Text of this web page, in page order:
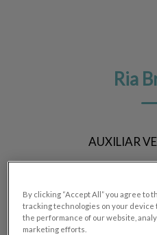
Ria
AUXILIAR
By clicking “Accept All” you agree to
tracking technologies on your device
the performance of our website,
marketing efforts.